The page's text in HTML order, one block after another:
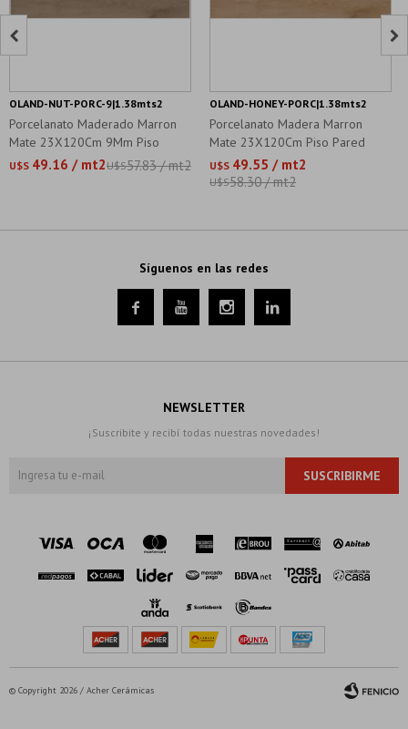
Porcelanato Maderado Marron
Mate 23X120Cm 9Mm Piso
Pared
U$S 49.16 / mt2U$S57.83 / mt2
OLAND-NUT-PORC-9|1.38mts2
Porcelanato Madera Marron
Mate 23X120Cm Piso Pared
U$S 49.55 / mt2
U$S58.30 / mt2
OLAND-HONEY-PORC|1.38mts2
 
Síguenos en las redes
   
NEWSLETTER
¡Suscribite y recibí todas nuestras novedades!
SUSCRIBIRME
© Copyright 2026 / Acher Cerámicas